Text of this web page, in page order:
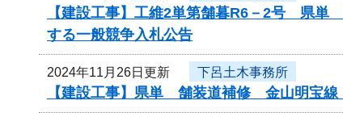
【建設工事】工維2単第舗暮R6－2号 県単
する一般競争入札公告
2024年11月26日更新 下呂土木事務所
【建設工事】県単 舗装道補修 金山明宝